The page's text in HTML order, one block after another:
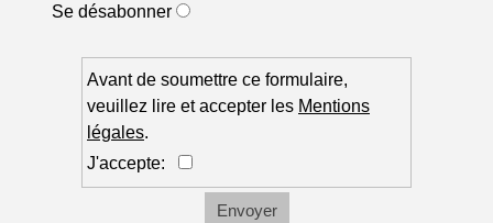
Se désabonner
Avant de soumettre ce formulaire,
veuillez lire et accepter les Mentions
légales.
J'accepte:
Envoyer